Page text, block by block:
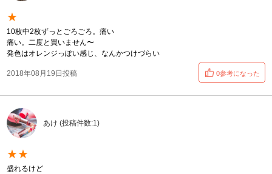
★
10枚中2枚ずっとごろごろ。痛い
痛い。二度と買いません〜
発色はオレンジっぽい感じ、なんかつけづらい
2018年08月19日投稿 0参考になった
あけ (投稿件数:1)
★★
盛れるけど